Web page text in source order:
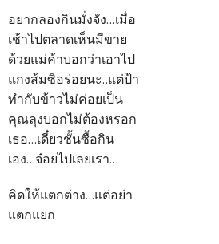
อยากลองกินมั่งจัง...เมื่อ
เช้าไปตลาดเห็นมีขาย
ด้วยแม่ค้าบอกว่าเอาไป
แกงส้มซิอร่อยนะ..แต่ป้า
ทำกับข้าวไม่ค่อยเป็น
คุณลุงบอกไม่ต้องหรอก
เธอ...เดี๋ยวชั้นซื้อกิน
เอง...จ๋อยไปเลยเรา...
คิดให้แตกต่าง...แต่อย่า
แตกแยก